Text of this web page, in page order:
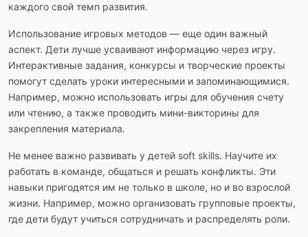
каждого свой темп развития.
Использование игровых методов — еще один важный
аспект. Дети лучше усваивают информацию через игру.
Интерактивные задания, конкурсы и творческие проекты
помогут сделать уроки интересными и запоминающимися.
Например, можно использовать игры для обучения счету
или чтению, а также проводить мини-викторины для
закрепления материала.
Не менее важно развивать у детей soft skills. Научите их
работать в команде, общаться и решать конфликты. Эти
навыки пригодятся им не только в школе, но и во взрослой
жизни. Например, можно организовать групповые проекты,
где дети будут учиться сотрудничать и распределять роли.